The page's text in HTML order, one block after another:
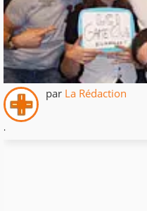
par La Rédaction
.